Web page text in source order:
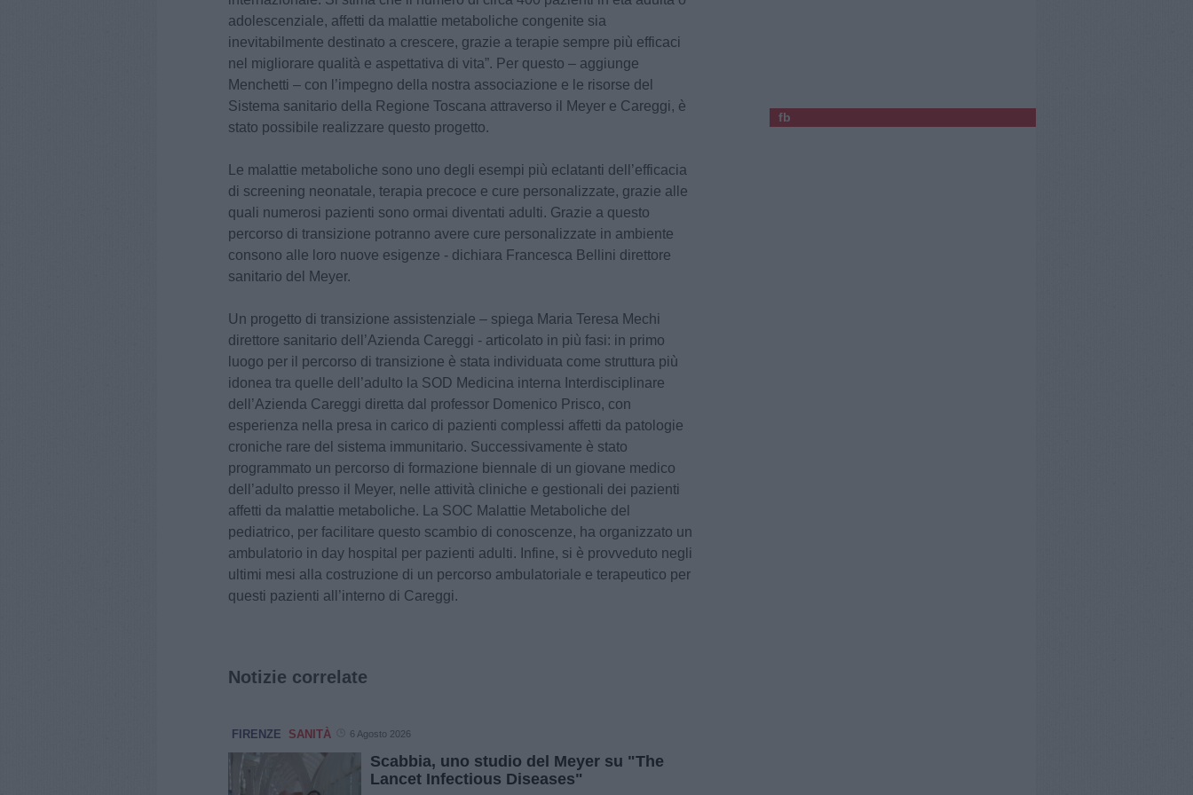
adolescenziale, affetti da malattie metaboliche congenite sia
inevitabilmente destinato a crescere, grazie a terapie sempre più efficaci
nel migliorare qualità e aspettativa di vita”. Per questo – aggiunge
Menchetti – con l’impegno della nostra associazione e le risorse del
Sistema sanitario della Regione Toscana attraverso il Meyer e Careggi, è
stato possibile realizzare questo progetto.
Le malattie metaboliche sono uno degli esempi più eclatanti dell’efficacia
di screening neonatale, terapia precoce e cure personalizzate, grazie alle
quali numerosi pazienti sono ormai diventati adulti. Grazie a questo
percorso di transizione potranno avere cure personalizzate in ambiente
consono alle loro nuove esigenze - dichiara Francesca Bellini direttore
sanitario del Meyer.
Un progetto di transizione assistenziale – spiega Maria Teresa Mechi
direttore sanitario dell’Azienda Careggi - articolato in più fasi: in primo
luogo per il percorso di transizione è stata individuata come struttura più
idonea tra quelle dell’adulto la SOD Medicina interna Interdisciplinare
dell’Azienda Careggi diretta dal professor Domenico Prisco, con
esperienza nella presa in carico di pazienti complessi affetti da patologie
croniche rare del sistema immunitario. Successivamente è stato
programmato un percorso di formazione biennale di un giovane medico
dell’adulto presso il Meyer, nelle attività cliniche e gestionali dei pazienti
affetti da malattie metaboliche. La SOC Malattie Metaboliche del
pediatrico, per facilitare questo scambio di conoscenze, ha organizzato un
ambulatorio in day hospital per pazienti adulti. Infine, si è provveduto negli
ultimi mesi alla costruzione di un percorso ambulatoriale e terapeutico per
questi pazienti all’interno di Careggi.
Notizie correlate
FIRENZE SANITÀ 6 Agosto 2026
Scabbia, uno studio del Meyer su "The
Lancet Infectious Diseases"
fb